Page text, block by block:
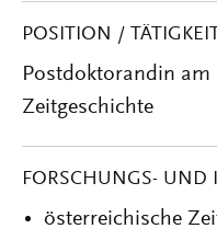
POSITION / TÄTIGKEIT
Postdoktorandin
Zeitgeschichte
FORSCHUNGS- UND
österreichische